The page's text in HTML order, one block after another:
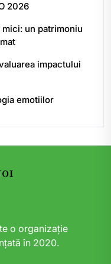
2026
un patrimoniu
impactului
emotiilor
o organizație
în 2020.